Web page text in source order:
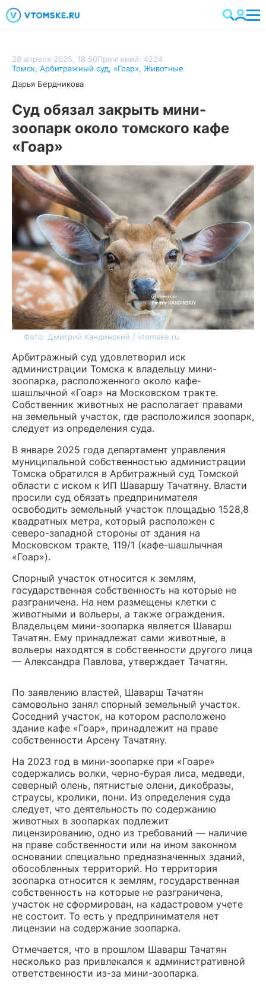
28 апреля 2025, 18:50Прочтений: 4224
Томск, Арбитражный суд, «Гоар», Животные
Дарья Бердникова
Суд обязал закрыть мини-
зоопарк около томского кафе
«Гоар»
Фото: Дмитрий Кандинский / vtomske.ru
Арбитражный суд удовлетворил иск
администрации Томска к владельцу мини-
зоопарка, расположенного около кафе-
шашлычной «Гоар» на Московском тракте.
Собственник животных не располагает правами
на земельный участок, где расположился зоопарк,
следует из определения суда.
В январе 2025 года департамент управления
муниципальной собственностью администрации
Томска обратился в Арбитражный суд Томской
области с иском к ИП Шаваршу Тачатяну. Власти
просили суд обязать предпринимателя
освободить земельный участок площадью 1528,8
квадратных метра, который расположен с
северо-западной стороны от здания на
Московском тракте, 119/1 (кафе-шашлычная
«Гоар»).
Спорный участок относится к землям,
государственная собственность на которые не
разграничена. На нем размещены клетки с
животными и вольеры, а также ограждения.
Владельцем мини-зоопарка является Шаварш
Тачатян. Ему принадлежат сами животные, а
вольеры находятся в собственности другого лица
— Александра Павлова, утверждает Тачатян.
По заявлению властей, Шаварш Тачатян
самовольно занял спорный земельный участок.
Соседний участок, на котором расположено
здание кафе «Гоар», принадлежит на праве
собственности Арсену Тачатяну.
На 2023 год в мини-зоопарке при «Гоаре»
содержались волки, черно-бурая лиса, медведи,
северный олень, пятнистые олени, дикобразы,
страусы, кролики, пони. Из определения суда
следует, что деятельность по содержанию
животных в зоопарках подлежит
лицензированию, одно из требований — наличие
на праве собственности или на ином законном
основании специально предназначенных зданий,
обособленных территорий. Но территория
зоопарка относится к землям, государственная
собственность на которые не разграничена,
участок не сформирован, на кадастровом учете
не состоит. То есть у предпринимателя нет
лицензии на содержание зоопарка.
Отмечается, что в прошлом Шаварш Тачатян
несколько раз привлекался к административной
ответственности из-за мини-зоопарка.